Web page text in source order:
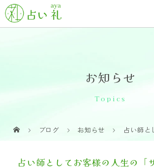
お知らせ
Topics
ブログ お知らせ 占い師と
占い師としてお客様の人生の「